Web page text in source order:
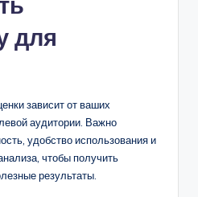
для
зависит от ваших
аудитории. Важно
удобство использования и
чтобы получить
результаты.